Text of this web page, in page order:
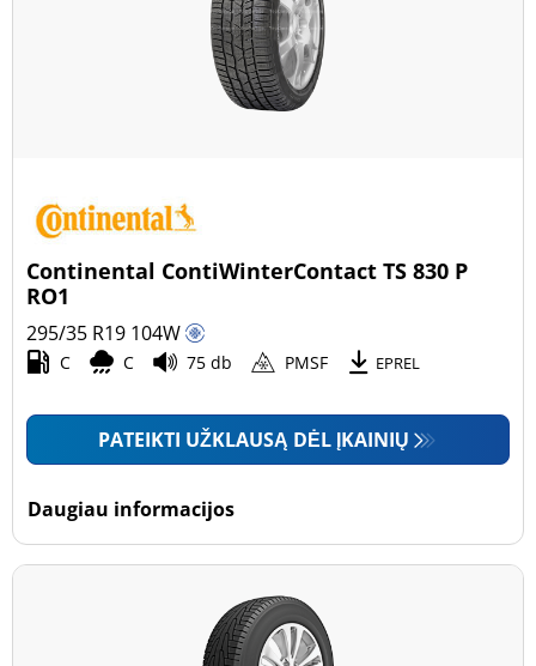
Visi sezonai (0)
Lengvasis automobilis (17)
Motociklas (0)
Padanga sustiprintomis sienelėmis
Padanga sustiprintomis sienelėmis (0)
Padanga nesustiprintomis sienelėmis (17)
Daugiau parinkčių
Continental ContiWinterContact TS 830 P
RO1
295/35 R19 104W
C C 75 db PMSF EPREL
PATEIKTI UŽKLAUSĄ DĖL ĮKAINIŲ
Daugiau informacijos